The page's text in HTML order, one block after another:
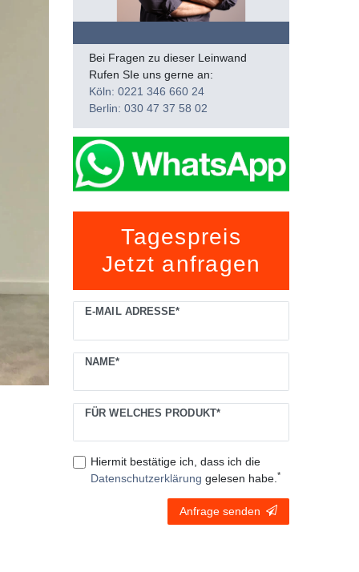
Bei Fragen zu dieser Leinwand
Rufen SIe uns gerne an:
Köln: 0221 346 660 24
Berlin: 030 47 37 58 02
Tagespreis
Jetzt anfragen
E-MAIL ADRESSE*
NAME*
FÜR WELCHES PRODUKT*
Hiermit bestätige ich, dass ich die
Daten­schutz­erklärung gelesen habe.*
Ceres::Template.mailFormHoneypotLabel
Anfrage senden